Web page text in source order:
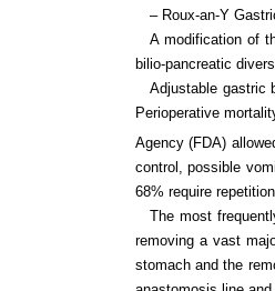
– Roux-an-Y
A modification of
bilio-pancreatic
Adjustable gastric
Perioperative
Agency (FDA)
control, possible
68% require
The most
removing a vast
stomach and the